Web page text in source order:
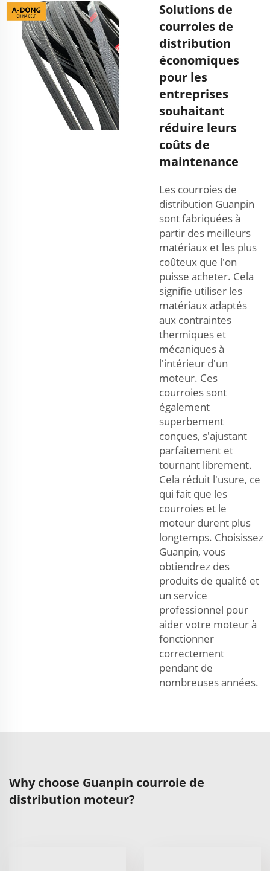
Solutions de
courroies de
distribution
économiques
pour les
entreprises
souhaitant
réduire leurs
coûts de
maintenance
Les courroies de
distribution Guanpin
sont fabriquées à
partir des meilleurs
matériaux et les plus
coûteux que l'on
puisse acheter. Cela
signifie utiliser les
matériaux adaptés
aux contraintes
thermiques et
mécaniques à
l'intérieur d'un
moteur. Ces
courroies sont
également
superbement
conçues, s'ajustant
parfaitement et
tournant librement.
Cela réduit l'usure, ce
qui fait que les
courroies et le
moteur durent plus
longtemps. Choisissez
Guanpin, vous
obtiendrez des
produits de qualité et
un service
professionnel pour
aider votre moteur à
fonctionner
correctement
pendant de
nombreuses années.
Why choose Guanpin courroie de
distribution moteur?